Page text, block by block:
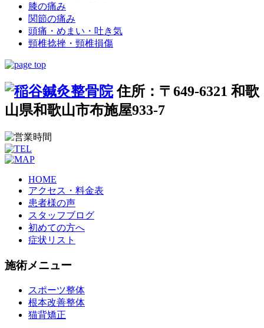
膝の痛み
関節の痛み
頭痛・めまい・吐き気
頸椎捻挫・頸椎損傷
住所：〒649-6321 和歌
山県和歌山市布施屋933-7
HOME
アクセス・料金表
患者様の声
スタッフブログ
初めての方へ
症状リスト
施術メニュー
スポーツ整体
根本改善整体
猫背矯正